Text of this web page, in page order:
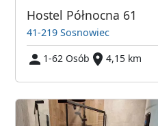
Hostel Północna 61
41-219 Sosnowiec
1-62 Osób
4,15 km